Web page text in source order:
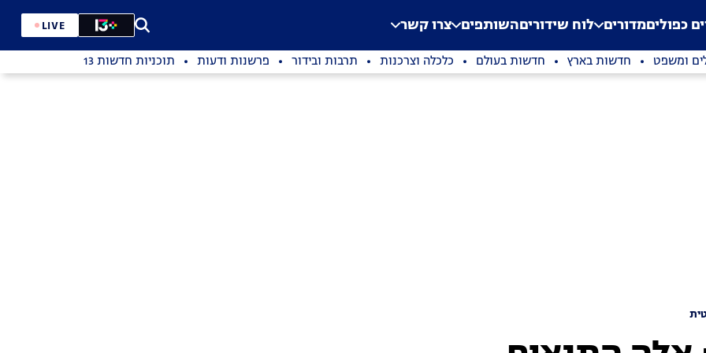
Application error: a
. כפוליםמדורים לוח שידוריםהשותפים צרו קשר LIVE
ומשפט חדשות בארץ חדשות בעולם כלכלה וצרכנות תרבות ובידור פרשנות ודעות תוכניות חדשות 13